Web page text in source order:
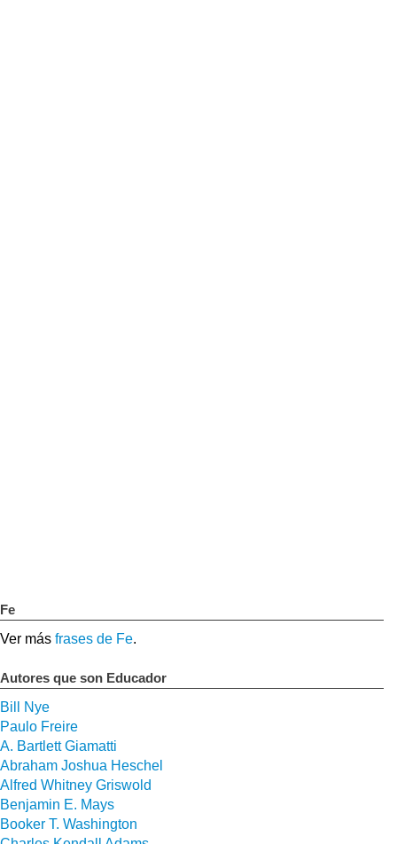
Fe
Ver más frases de Fe.
Autores que son Educador
Bill Nye
Paulo Freire
A. Bartlett Giamatti
Abraham Joshua Heschel
Alfred Whitney Griswold
Benjamin E. Mays
Booker T. Washington